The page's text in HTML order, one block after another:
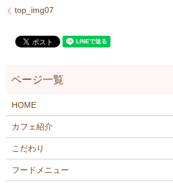
top_img07
HOME
カフェ紹介
こだわり
フードメニュー